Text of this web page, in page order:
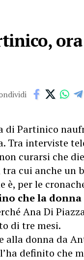
di Partinico
Tra interviste
curarsi che
tra cui anche un
è, per le
che la
Ana Di
di tre mesi.
alla donna da
definito che